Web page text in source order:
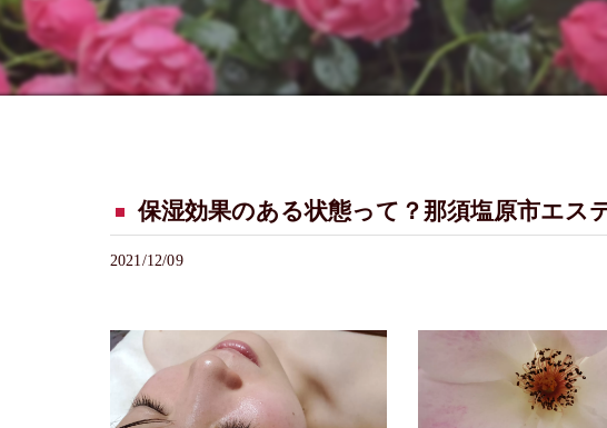
保湿効果のある状態って？那須塩原市エス
2021/12/09